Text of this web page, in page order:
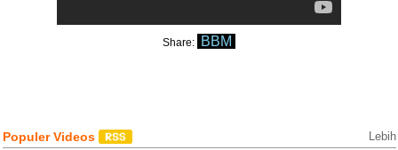
Share: BBM
Populer Videos Lebih